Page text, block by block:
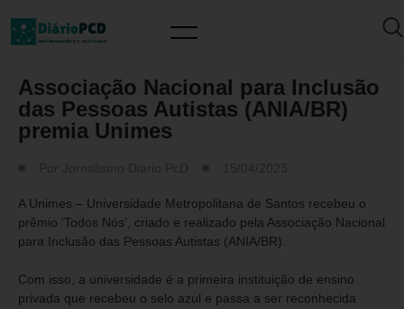
Associação Nacional para Inclusão
das Pessoas Autistas (ANIA/BR)
premia Unimes
A Unimes – Universidade Metropolitana de Santos recebeu o
prêmio ‘Todos Nós’, criado e realizado pela Associação Nacional
para Inclusão das Pessoas Autistas (ANIA/BR).
Com isso, a universidade é a primeira instituição de ensino
privada que recebeu o selo azul e passa a ser reconhecida